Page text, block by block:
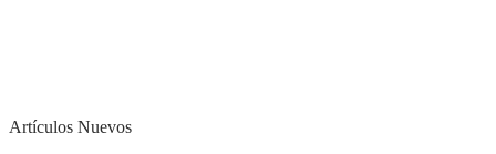
Artículos Nuevos